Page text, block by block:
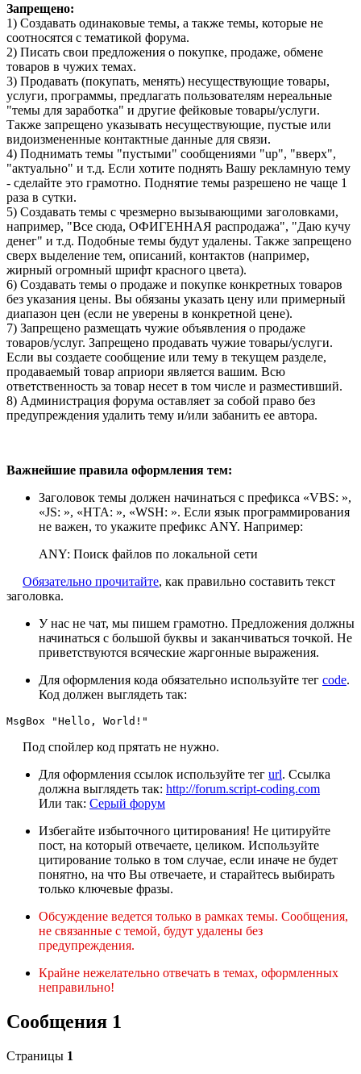
Запрещено:
1) Создавать одинаковые темы, а также темы, которые не
соотносятся с тематикой форума.
2) Писать свои предложения о покупке, продаже, обмене
товаров в чужих темах.
3) Продавать (покупать, менять) несуществующие товары,
услуги, программы, предлагать пользователям нереальные
"темы для заработка" и другие фейковые товары/услуги.
Также запрещено указывать несуществующие, пустые или
видоизмененные контактные данные для связи.
4) Поднимать темы "пустыми" сообщениями "up", "вверх",
"актуально" и т.д. Если хотите поднять Вашу рекламную тему
- сделайте это грамотно. Поднятие темы разрешено не чаще 1
раза в сутки.
5) Создавать темы с чрезмерно вызывающими заголовками,
например, "Все сюда, ОФИГЕННАЯ распродажа", "Даю кучу
денег" и т.д. Подобные темы будут удалены. Также запрещено
сверх выделение тем, описаний, контактов (например,
жирный огромный шрифт красного цвета).
6) Создавать темы о продаже и покупке конкретных товаров
без указания цены. Вы обязаны указать цену или примерный
диапазон цен (если не уверены в конкретной цене).
7) Запрещено размещать чужие объявления о продаже
товаров/услуг. Запрещено продавать чужие товары/услуги.
Если вы создаете сообщение или тему в текущем разделе,
продаваемый товар априори является вашим. Всю
ответственность за товар несет в том числе и разместивший.
8) Администрация форума оставляет за собой право без
предупреждения удалить тему и/или забанить ее автора.
Важнейшие правила оформления тем:
Заголовок темы должен начинаться с префикса «VBS: »,
«JS: », «HTA: », «WSH: ». Если язык программирования
не важен, то укажите префикс ANY. Например:
ANY: Поиск файлов по локальной сети
Обязательно прочитайте, как правильно составить текст
заголовка.
У нас не чат, мы пишем грамотно. Предложения должны
начинаться с большой буквы и заканчиваться точкой. Не
приветствуются всяческие жаргонные выражения.
Для оформления кода обязательно используйте тег code.
Код должен выглядеть так:
MsgBox "Hello, World!"
Под спойлер код прятать не нужно.
Для оформления ссылок используйте тег url. Ссылка
должна выглядеть так: http://forum.script-coding.com
Или так: Серый форум
Избегайте избыточного цитирования! Не цитируйте
пост, на который отвечаете, целиком. Используйте
цитирование только в том случае, если иначе не будет
понятно, на что Вы отвечаете, и старайтесь выбирать
только ключевые фразы.
Обсуждение ведется только в рамках темы. Сообщения,
не связанные с темой, будут удалены без
предупреждения.
Крайне нежелательно отвечать в темах, оформленных
неправильно!
Сообщения 1
Страницы 1